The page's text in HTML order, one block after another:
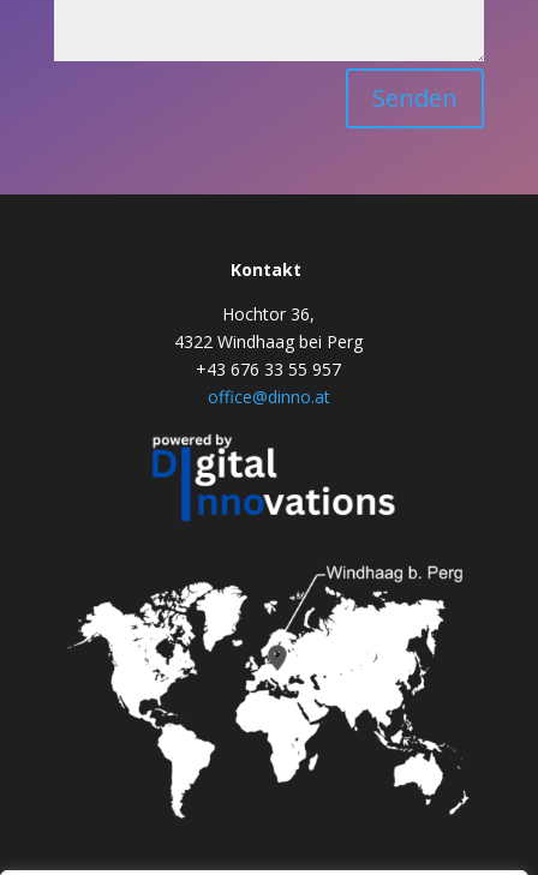
Senden
Kontakt
Hochtor 36,
4322 Windhaag bei Perg
+43 676 33 55 957
office@dinno.at